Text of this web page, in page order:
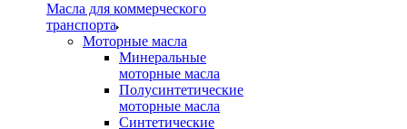
Масла для коммерческого
транспорта
Моторные масла
Минеральные
моторные масла
Полусинтетические
моторные масла
Синтетические